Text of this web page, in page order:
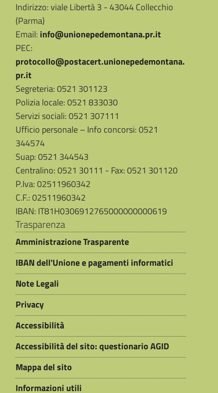
Indirizzo: viale Libertà 3 - 43044 Collecchio
(Parma)
Email: info@unionepedemontana.pr.it
PEC:
protocollo@postacert.unionepedemontana.
pr.it
Segreteria: 0521 301123
Polizia locale: 0521 833030
Servizi sociali: 0521 307111
Ufficio personale – Info concorsi: 0521
344574
Suap: 0521 344543
Centralino: 0521 30111 - Fax: 0521 301120
P.Iva: 02511960342
C.F.: 02511960342
IBAN: IT81H0306912765000000000619
Trasparenza
Amministrazione Trasparente
IBAN dell'Unione e pagamenti informatici
Note Legali
Privacy
Accessibilità
Accessibilità del sito: questionario AGID
Mappa del sito
Informazioni utili